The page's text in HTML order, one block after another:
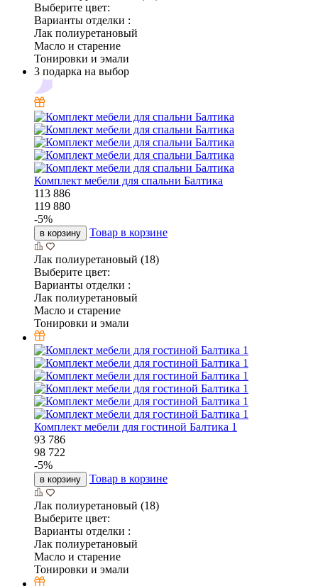
Выберите цвет:
Варианты отделки :
Лак полиуретановый
Масло и старение
Тонировки и эмали
3 подарка на выбор
Комплект мебели для спальни Балтика
113 886
119 880
-5%
в корзину Товар в корзине
Лак полиуретановый (18)
Выберите цвет:
Варианты отделки :
Лак полиуретановый
Масло и старение
Тонировки и эмали
Комплект мебели для гостиной Балтика 1
93 786
98 722
-5%
в корзину Товар в корзине
Лак полиуретановый (18)
Выберите цвет:
Варианты отделки :
Лак полиуретановый
Масло и старение
Тонировки и эмали